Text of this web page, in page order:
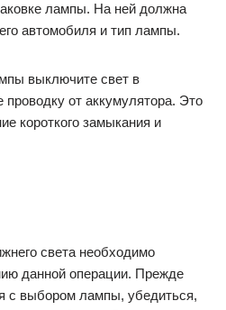
лампы. На ней должна
автомобиля и тип лампы.
выключите свет в
проводку от аккумулятора. Это
короткого замыкания и
света необходимо
данной операции. Прежде
с выбором лампы, убедиться,